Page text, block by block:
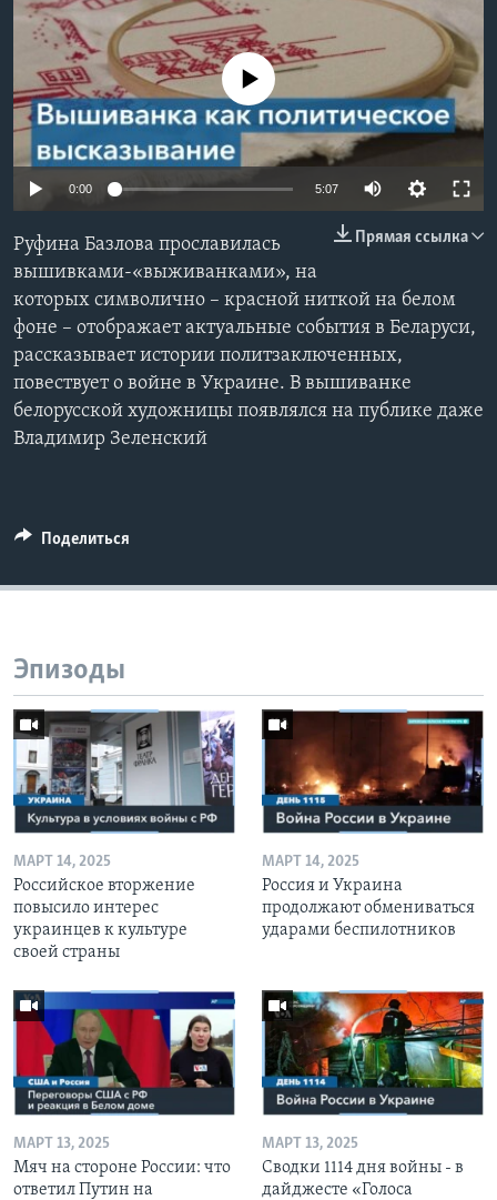
Learning English
СОЦИАЛЬНЫЕ СЕТИ
No media source currently available
0:00 5:07
Прямая ссылка
Руфина Базлова прославилась
вышивками-«выживанками», на
которых символично – красной ниткой на белом
фоне – отображает актуальные события в Беларуси,
рассказывает истории политзаключенных,
повествует о войне в Украине. В вышиванке
белорусской художницы появлялся на публике даже
Владимир Зеленский
Поделиться
Эпизоды
МАРТ 14, 2025
Российское вторжение
повысило интерес
украинцев к культуре
своей страны
МАРТ 14, 2025
Россия и Украина
продолжают обмениваться
ударами беспилотников
МАРТ 13, 2025
Мяч на стороне России: что
ответил Путин на
МАРТ 13, 2025
Сводки 1114 дня войны - в
дайджесте «Голоса